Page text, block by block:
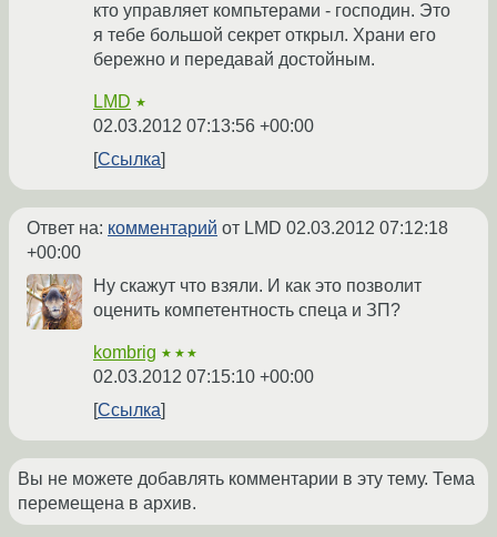
кто управляет компьтерами - господин. Это
я тебе большой секрет открыл. Храни его
бережно и передавай достойным.
LMD ★
02.03.2012 07:13:56 +00:00
Ссылка
Ответ на: комментарий от LMD 02.03.2012 07:12:18
+00:00
Ну скажут что взяли. И как это позволит
оценить компетентность спеца и ЗП?
kombrig ★★★
02.03.2012 07:15:10 +00:00
Ссылка
Вы не можете добавлять комментарии в эту тему. Тема
перемещена в архив.